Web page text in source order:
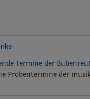
Termine der
Probentermine der